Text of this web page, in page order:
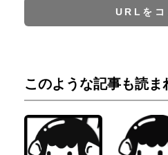
URLをコ
このような記事も読ま